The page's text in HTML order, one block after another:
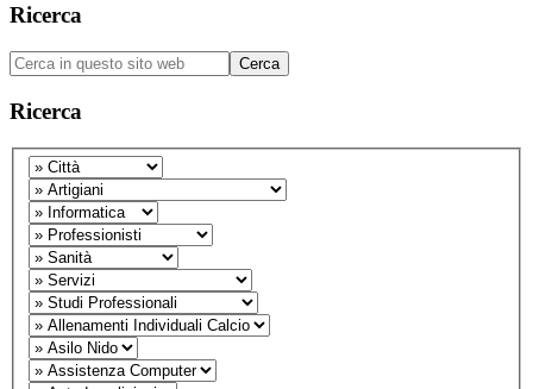
Barra
laterale
primaria
Ricerca
Cerca
in
questo
sito
web
Ricerca